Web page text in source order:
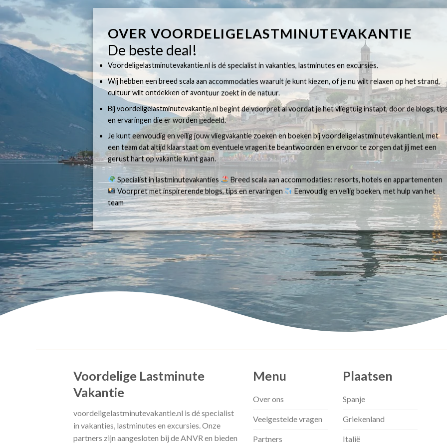
OVER VOORDELIGELASTMINUTEVAKANTIE
De beste deal!
Voordeligelastminutevakantie.nl is dé specialist in vakanties, lastminutes en excursies.
Wij hebben een breed scala aan accommodaties waaruit je kunt kiezen, of je nu wilt relaxen op het strand,
cultuur wilt ontdekken of avontuur zoekt in de natuur.
Bij voordeligelastminutevakantie.nl begint de voorpret al voordat je het vliegtuig instapt, door de blogs,
en ervaringen die er worden gedeeld.
Je kunt eenvoudig en veilig jouw vliegvakantie zoeken en boeken bij voordeligelastminutevakantie.nl, met
een team dat altijd klaarstaat om eventuele vragen te beantwoorden en ervoor te zorgen dat jij met een
gerust hart op vakantie kunt gaan.
Specialist in lastminutevakanties
Breed scala aan accommodaties: resorts, hotels en appartementen
Voorpret met inspirerende blogs, tips en ervaringen
Eenvoudig en veilig boeken, met hulp van het
team
Voordelige Lastminute
Vakantie
voordeligelastminutevakantie.nl is dé specialist
in vakanties, lastminutes en excursies. Onze
partners zijn aangesloten bij de ANVR en bieden
Menu
Over ons
Veelgestelde vragen
Partners
Plaatsen
Spanje
Griekenland
Italië